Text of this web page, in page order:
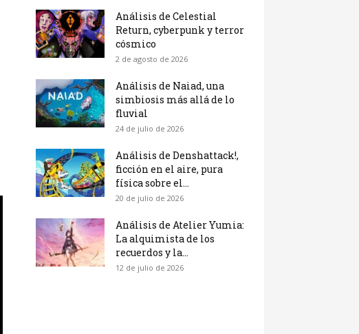
Análisis de Celestial
Return, cyberpunk y terror
cósmico
2 de agosto de 2026
Análisis de Naiad, una
simbiosis más allá de lo
fluvial
24 de julio de 2026
Análisis de Denshattack!,
ficción en el aire, pura
física sobre el...
20 de julio de 2026
Análisis de Atelier Yumia:
La alquimista de los
recuerdos y la...
12 de julio de 2026